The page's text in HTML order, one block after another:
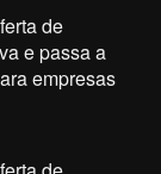
de
e passa a
empresas